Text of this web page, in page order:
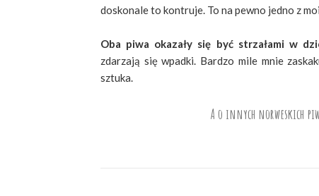
doskonale to kontruje. To na pewno jedno z
Oba piwa okazały się być strzałami w
zdarzają się wpadki. Bardzo mile mnie
sztuka.
A o innych norweskich